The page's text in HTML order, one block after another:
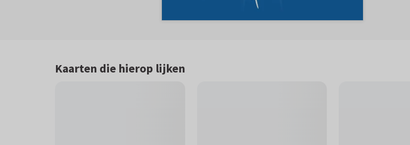
Kaarten die hierop lijken